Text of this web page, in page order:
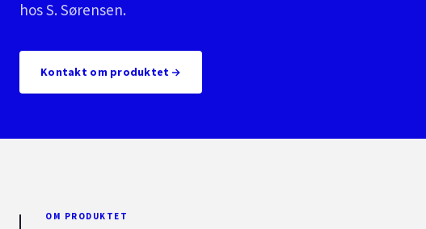
hos S. Sørensen.
Kontakt om produktet
OM PRODUKTET